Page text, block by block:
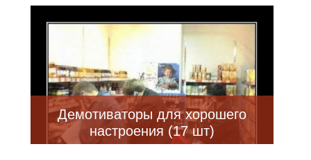
Демотиваторы для хорошего
настроения (17 шт)